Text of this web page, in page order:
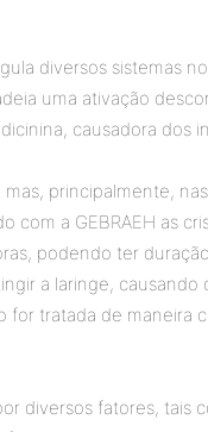
diversos sistemas
uma ativação
causadora dos
principalmente,
com a GEBRAEH as
podendo ter
a laringe,
tratada de maneira
diversos fatores, tais